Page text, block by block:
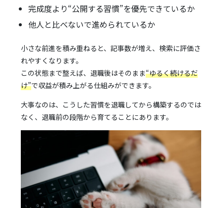
完成度より“公開する習慣”を優先できているか
他人と比べないで進められているか
小さな前進を積み重ねると、記事数が増え、検索に評価さ
れやすくなります。
この状態まで整えば、退職後はそのまま“ゆるく続けるだ
け”で収益が積み上がる仕組みができます。
大事なのは、こうした習慣を退職してから構築するのでは
なく、退職前の段階から育てることにあります。